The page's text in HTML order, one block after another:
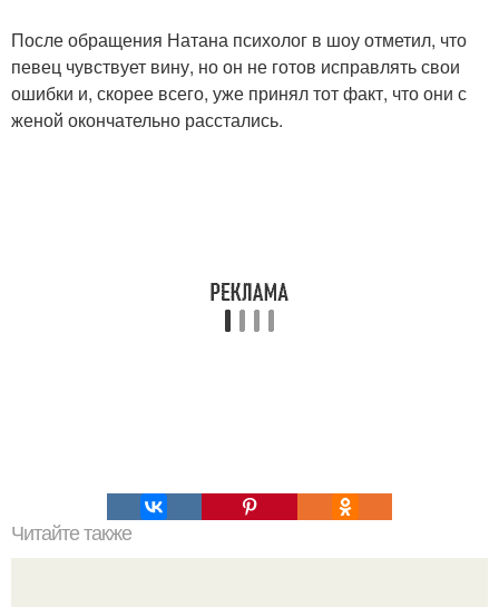
После обращения Натана психолог в шоу отметил, что
певец чувствует вину, но он не готов исправлять свои
ошибки и, скорее всего, уже принял тот факт, что они с
женой окончательно расстались.
Читайте также